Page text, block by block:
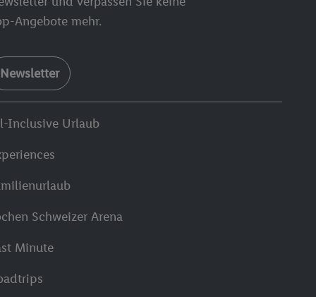
Angebote mehr.
Newsletter
Inclusive Urlaub
Schweizer Arena
Minute